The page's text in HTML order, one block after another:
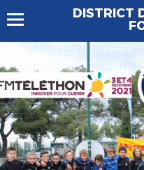
DISTRICT